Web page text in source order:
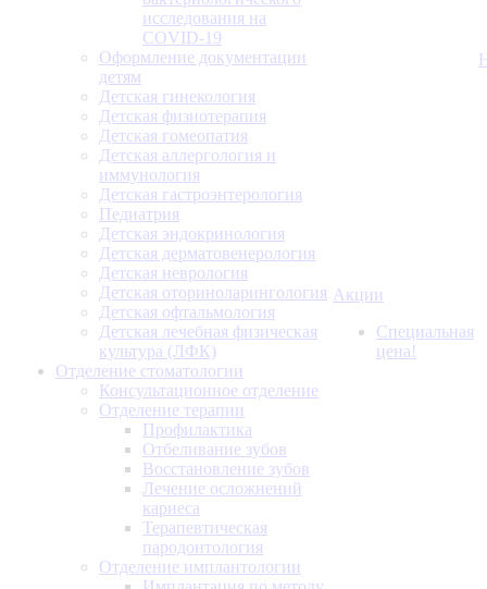
исследования на
COVID-19
Оформление документации
детям
Детская гинекология
Детская физиотерапия
Детская гомеопатия
Детская аллергология и
иммунология
Детская гастроэнтерология
Педиатрия
Детская эндокринология
Детская дерматовенерология
Детская неврология
Детская оториноларингология
Детская офтальмология
Детская лечебная физическая
культура (ЛФК)
Отделение стоматологии
Консультационное отделение
Отделение терапии
Профилактика
Отбеливание зубов
Восстановление зубов
Лечение осложнений
кариеса
Терапевтическая
пародонтология
Отделение имплантологии
Акции
Специальная
цена!